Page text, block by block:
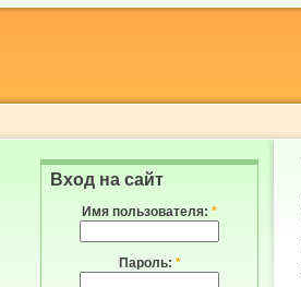
Вход на сайт
Имя пользователя: *
Пароль: *